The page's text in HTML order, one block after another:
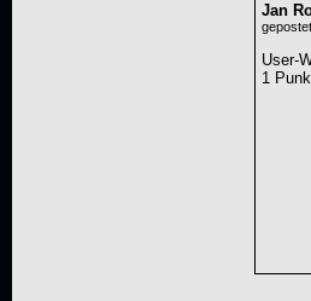
Jan
User-
1